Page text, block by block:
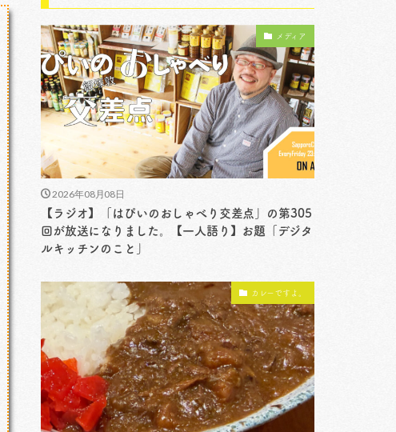
メディア
2026年08月08日
【ラジオ】「はぴいのおしゃべり交差点」の第305
回が放送になりました。【一人語り】お題「デジタ
ルキッチンのこと」
カレーですよ。